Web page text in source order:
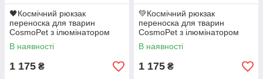
🖤Космічний рюкзак
переноска для тварин
CosmoPet з ілюмінатором
для собак та котів Чорний
лимон
В наявності
1 175 ₴
💚Космічний рюкзак
переноска для тварин
CosmoPet з ілюмінатором
для собак та котів Fashion
В наявності
1 175 ₴